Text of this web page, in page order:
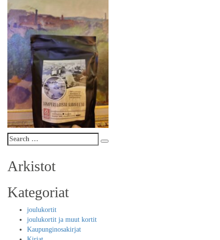
Search
for:
Arkistot
Kategoriat
joulukortit
joulukortit ja muut kortit
Kaupunginosakirjat